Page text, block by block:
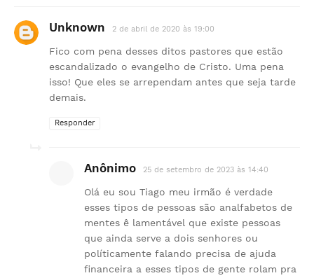
Unknown 2 de abril de 2020 às 19:00
Fico com pena desses ditos pastores que estão
escandalizado o evangelho de Cristo. Uma pena
isso! Que eles se arrependam antes que seja tarde
demais.
Responder
Anônimo 25 de setembro de 2023 às 14:40
Olá eu sou Tiago meu irmão é verdade
esses tipos de pessoas são analfabetos de
mentes ê lamentável que existe pessoas
que ainda serve a dois senhores ou
políticamente falando precisa de ajuda
financeira a esses tipos de gente rolam pra